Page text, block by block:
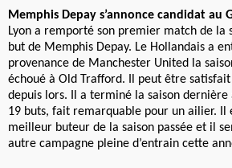
Memphis Depay s’annonce candidat au
Lyon a remporté son premier match de la
but de Memphis Depay. Le Hollandais a
provenance de Manchester United la
échoué à Old Trafford. Il peut être
depuis lors. Il a terminé la saison dernière
19 buts, fait remarquable pour un ailier.
meilleur buteur de la saison passée et il
autre campagne pleine d’entrain cette